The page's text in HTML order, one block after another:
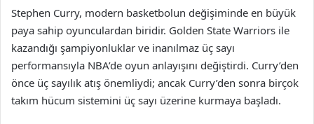
Stephen Curry, modern basketbolun değişiminde en büyük
paya sahip oyunculardan biridir. Golden State Warriors ile
kazandığı şampiyonluklar ve inanılmaz üç sayı
performansıyla NBA’de oyun anlayışını değiştirdi. Curry’den
önce üç sayılık atış önemliydi; ancak Curry’den sonra birçok
takım hücum sistemini üç sayı üzerine kurmaya başladı.